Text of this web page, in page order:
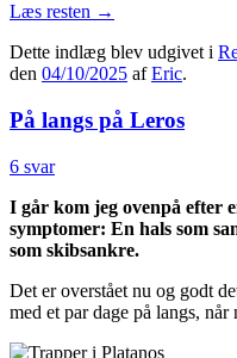
Læs resten →
Dette indlæg blev udgivet i
den 04/10/2025 afEric.
På langs på Leros
6 svar
I går kom jeg ovenpå efter
symptomer: En hals som
som skibsankre.
Det er overstået nu og godt
med et par dage på langs,